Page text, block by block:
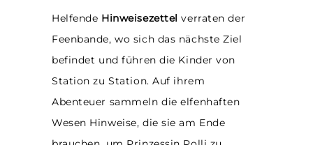
Helfende Hinweisezettelverraten der
Feenbande, wo sich das nächste Ziel
befindet und führen die Kinder von
Station zu Station. Auf ihrem
Abenteuer sammeln die elfenhaften
Wesen Hinweise, die sie am Ende